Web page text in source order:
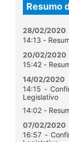
Resumo
28/02/2020
14:13 -
20/02/2020
15:42 -
14/02/2020
14:15 -
Legislativo
14:02 -
07/02/2020
16:57 -